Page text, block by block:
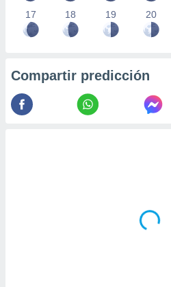
17 18 19 20
Compartir predicción